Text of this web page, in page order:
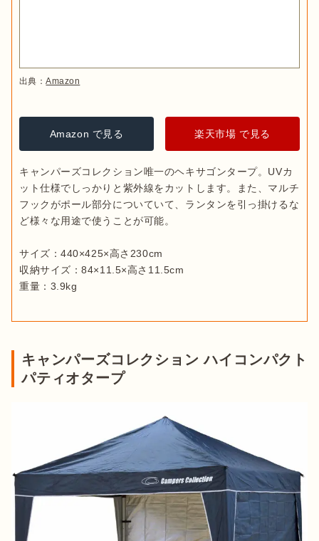
出典：Amazon
Amazon で見る 楽天市場 で見る
キャンパーズコレクション唯一のヘキサゴンタープ。UVカ
ット仕様でしっかりと紫外線をカットします。また、マルチ
フックがポール部分についていて、ランタンを引っ掛けるな
ど様々な用途で使うことが可能。
サイズ：440×425×高さ230cm
収納サイズ：84×11.5×高さ11.5cm
重量：3.9kg
キャンパーズコレクション ハイコンパクト
パティオタープ